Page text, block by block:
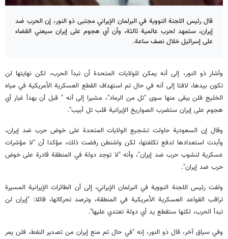
قال رئيس اللجنة النووية في البرلمان الإيراني مجتبى ذو النور، إن الحرب ضد
إيران، ستمهد لحرب عالمية ثالثة، وأن أي هجوم على إيران سيعني القضاء
على إسرائيل خلال نصف ساعة.
وأشار ذو النور، إلى أنه يمكن للولايات المتحدة أن تبدأ الحرب، لكن نهايتها لن
تكون بيدها، لافتا إلى أنه في حال تم استهداف القطع العسكرية الأمريكية في مياه
الخليج فلن يبقى منها سوى "تل من الرماد"، مشيرا إلى أنه " قبل أن يهدأ غبار أي
هجوم على إيران ستضرب الصواريخ الإيرانية قلب تل أبيب".
وقال إن السعودية حاولت تشجيع الولايات المتحدة على خوض حرب ضد إيران،
وأبدت استعدادها لدفع تكلفتها، لكن واشنطن رفضت ذلك، مؤكدا أن "لا مؤشرات
عسكرية لنشوب حرب ضد إيران"، وأنه "لا توجد دولة في المنطقة قادرة على خوض
حرب ضد إيران".
ولفت رئيس اللجنة النووية في البرلمان الإيراني، إلى أن الطائرات الإيرانية المسيرة
تراقب القواعد العسكرية الأمريكية في المنطقة، وترصد تحركاتها، قائلا: "إيران لن
تبدأ الحرب، لكنها ستقطع يد أي دولة تعتدي عليها".
وفي سياق آخر، قال ذو النور، إنه "في حال تم منع إيران من تصدير النفط، فلن يمر